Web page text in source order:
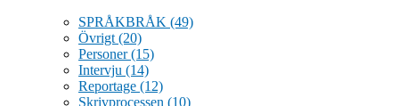
SPRÅKBRÅK (49)
Övrigt (20)
Personer(15)
Intervju (14)
Reportage (12)
Skrivprocessen (10)